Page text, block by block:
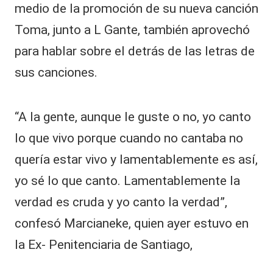
medio de la promoción de su nueva canción
Toma, junto a L Gante, también aprovechó
para hablar sobre el detrás de las letras de
sus canciones.
“A la gente, aunque le guste o no, yo canto
lo que vivo porque cuando no cantaba no
quería estar vivo y lamentablemente es así,
yo sé lo que canto. Lamentablemente la
verdad es cruda y yo canto la verdad”,
confesó Marcianeke, quien ayer estuvo en
la Ex- Penitenciaria de Santiago,